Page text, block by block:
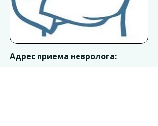
Адрес приема невролога: